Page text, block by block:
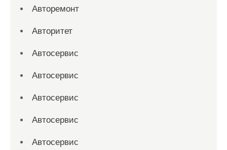
Авторемонт
Авторитет
Автосервис
Автосервис
Автосервис
Автосервис
Автосервис